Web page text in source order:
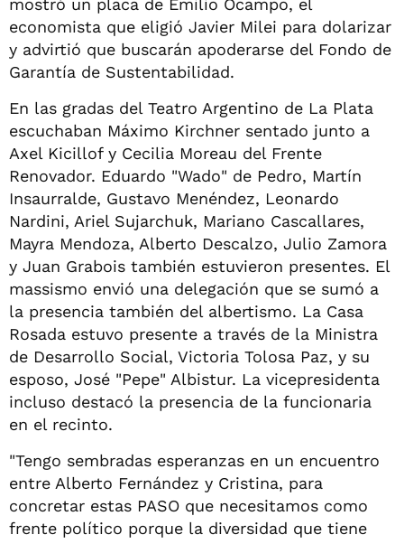
economista que eligió Javier Milei para dolarizar
y advirtió que buscarán apoderarse del Fondo de
Garantía de Sustentabilidad.
En las gradas del Teatro Argentino de La Plata
escuchaban Máximo Kirchner sentado junto a
Axel Kicillof y Cecilia Moreau del Frente
Renovador. Eduardo "Wado" de Pedro, Martín
Insaurralde, Gustavo Menéndez, Leonardo
Nardini, Ariel Sujarchuk, Mariano Cascallares,
Mayra Mendoza, Alberto Descalzo, Julio Zamora
y Juan Grabois también estuvieron presentes. El
massismo envió una delegación que se sumó a
la presencia también del albertismo. La Casa
Rosada estuvo presente a través de la Ministra
de Desarrollo Social, Victoria Tolosa Paz, y su
esposo, José "Pepe" Albistur. La vicepresidenta
incluso destacó la presencia de la funcionaria
en el recinto.
"Tengo sembradas esperanzas en un encuentro
entre Alberto Fernández y Cristina, para
concretar estas PASO que necesitamos como
frente político porque la diversidad que tiene